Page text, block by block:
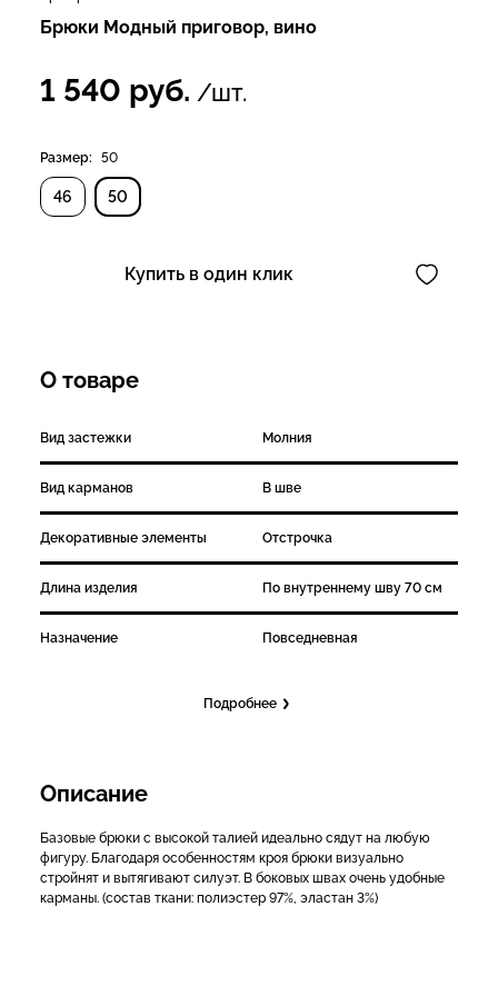
Брюки Модный приговор, вино
1 540 руб. /шт.
Размер: 50
46 50
Купить в один клик
О товаре
Вид застежки Молния
Вид карманов В шве
Декоративные элементы Отстрочка
Длина изделия По внутреннему шву 70 см
Назначение Повседневная
Подробнее
Описание
Базовые брюки с высокой талией идеально сядут на любую
фигуру. Благодаря особенностям кроя брюки визуально
стройнят и вытягивают силуэт. В боковых швах очень удобные
карманы. (состав ткани: полиэстер 97%, эластан 3%)